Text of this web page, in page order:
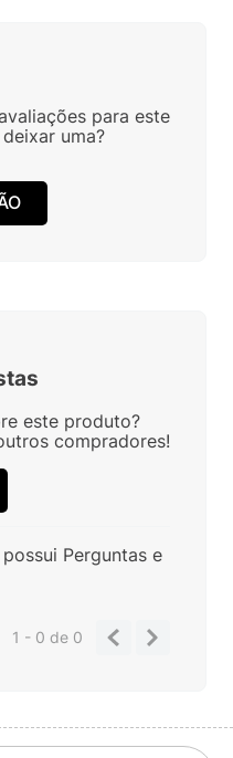
para este
uma?
este produto?
compradores!
Perguntas e
1 - 0de 0